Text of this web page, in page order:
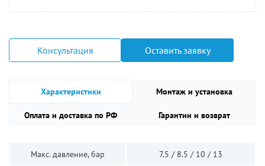
Консультация Оставить заявку
Характеристики Монтаж и установка
Оплата и доставка по РФ Гарантии и возврат
Макс. давление, бар
7.5 / 8.5 / 10 / 13